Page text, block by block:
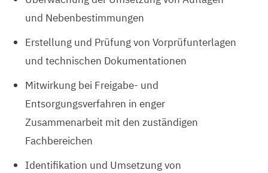
und Nebenbestimmungen
Erstellung und Prüfung von Vorprüfunterlagen
und technischen Dokumentationen
Mitwirkung bei Freigabe- und
Entsorgungsverfahren in enger
Zusammenarbeit mit den zuständigen
Fachbereichen
Identifikation und Umsetzung von